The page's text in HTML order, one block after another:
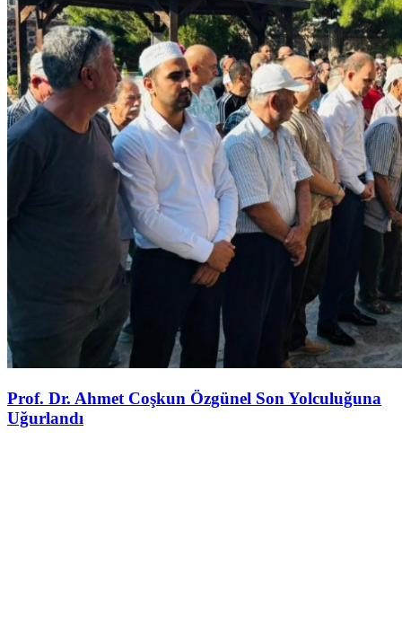
Prof. Dr. Ahmet Coşkun Özgünel Son Yolculuğuna
Uğurlandı